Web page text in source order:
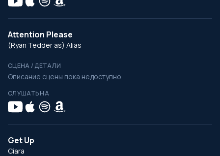
Attention Please
(Ryan Tedder as) Alias
СЦЕНА / ДЕТАЛИ
Описание сцены пока недоступно.
СЛУШАТЬ НА
Get Up
Ciara